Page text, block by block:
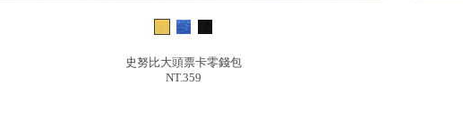
史努比大頭票卡零錢包
NT.359